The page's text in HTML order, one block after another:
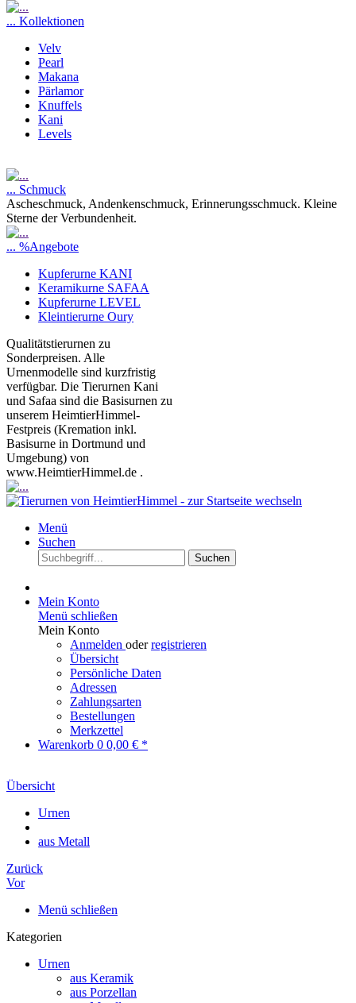
... Kollektionen
Velv
Pearl
Makana
Pärlamor
Knuffels
Kani
Levels
... Schmuck
Ascheschmuck, Andenkenschmuck, Erinnerungsschmuck. Kleine
Sterne der Verbundenheit.
... %Angebote
Kupferurne KANI
Keramikurne SAFAA
Kupferurne LEVEL
Kleintierurne Oury
Qualitätstierurnen zu
Sonderpreisen. Alle
Urnenmodelle sind kurzfristig
verfügbar. Die Tierurnen Kani
und Safaa sind die Basisurnen zu
unserem HeimtierHimmel-
Festpreis (Kremation inkl.
Basisurne in Dortmund und
Umgebung) von
www.HeimtierHimmel.de .
Menü
Suchen
Suchen
Mein Konto
Menü schließen
Mein Konto
Anmelden oderregistrieren
Übersicht
Persönliche Daten
Adressen
Zahlungsarten
Bestellungen
Merkzettel
Warenkorb 0 0,00 € *
Übersicht
Urnen
aus Metall
Zurück
Vor
Menü schließen
Kategorien
Urnen
aus Keramik
aus Porzellan